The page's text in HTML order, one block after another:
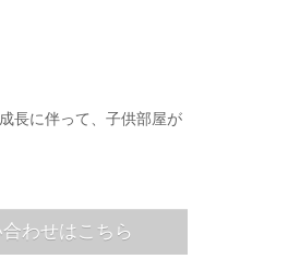
長に伴って、子供部屋が
わせはこちら